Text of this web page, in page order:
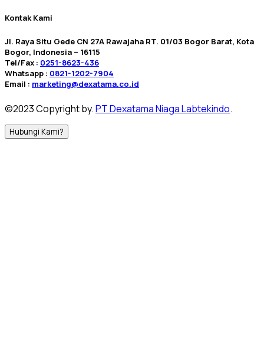
Kontak Kami
Jl. Raya Situ Gede CN 27A Rawajaha RT. 01/03 Bogor Barat, Kota
Bogor, Indonesia – 16115
Tel/Fax : 0251-8623-436
Whatsapp : 0821-1202-7904
Email : marketing@dexatama.co.id
©2023 Copyright by.PT Dexatama Niaga Labtekindo.
Hubungi Kami?